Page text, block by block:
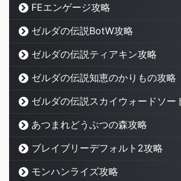
FEエンゲージ攻略
ゼルダの伝説BotW攻略
ゼルダの伝説ティアキン攻略
ゼルダの伝説知恵のかりもの攻略
ゼルダの伝説スカイウォードソー
あつまれどうぶつの森攻略
ブレイブリーデフォルト2攻略
モンハンライズ攻略